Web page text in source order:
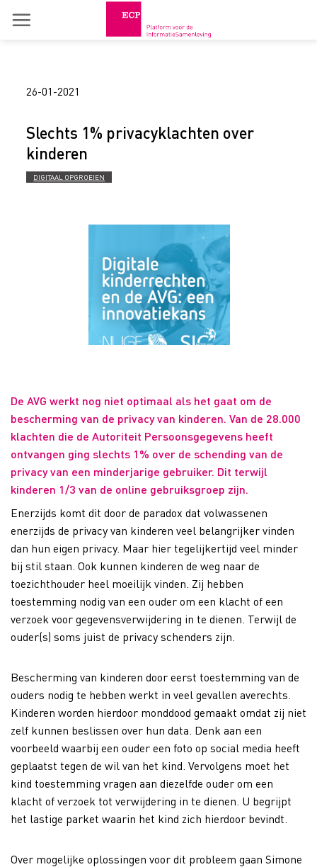
26-01-2021
Slechts 1% privacyklachten over
kinderen
DIGITAAL OPGROEIEN
De AVG werkt nog niet optimaal als het gaat om de
bescherming van de privacy van kinderen. Van de 28.000
klachten die de Autoriteit Persoonsgegevens heeft
ontvangen ging slechts 1% over de schending van de
privacy van een minderjarige gebruiker. Dit terwijl
kinderen 1/3 van de online gebruiksgroep zijn.
Enerzijds komt dit door de paradox dat volwassenen
enerzijds de privacy van kinderen veel belangrijker vinden
dan hun eigen privacy. Maar hier tegelijkertijd veel minder
bij stil staan. Ook kunnen kinderen de weg naar de
toezichthouder heel moeilijk vinden. Zij hebben
toestemming nodig van een ouder om een klacht of een
verzoek voor gegevensverwijdering in te dienen. Terwijl de
ouder(s) soms juist de privacy schenders zijn.
Bescherming van kinderen door eerst toestemming van de
ouders nodig te hebben werkt in veel gevallen averechts.
Kinderen worden hierdoor monddood gemaakt omdat zij niet
zelf kunnen beslissen over hun data. Denk aan een
voorbeeld waarbij een ouder een foto op social media heeft
geplaatst tegen de wil van het kind. Vervolgens moet het
kind toestemming vragen aan diezelfde ouder om een
klacht of verzoek tot verwijdering in te dienen. U begrijpt
het lastige parket waarin het kind zich hierdoor bevindt.
Over mogelijke oplossingen voor dit probleem gaan Simone